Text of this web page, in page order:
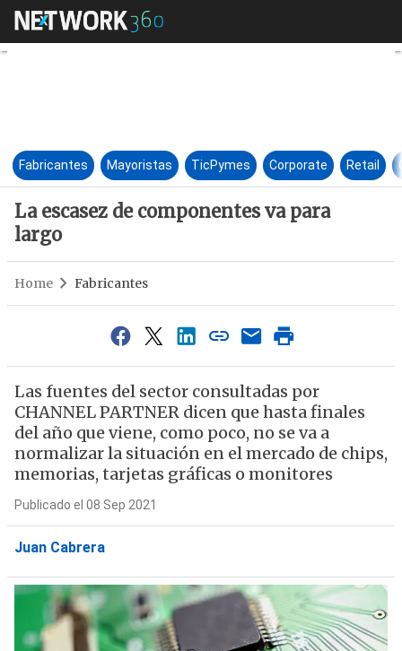
La escasez de componentes
Fabricantes Mayoristas TicPymes Corporate Retail
La escasez de componentes va para
largo
Home Fabricantes
Las fuentes del sector consultadas por
CHANNEL PARTNER dicen que hasta finales
del año que viene, como poco, no se va a
normalizar la situación en el mercado de chips,
memorias, tarjetas gráficas o monitores
Publicado el 08 Sep 2021
Juan Cabrera